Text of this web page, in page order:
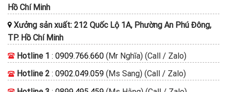
Hồ Chí Minh
Xưởng sản xuất: 212 Quốc Lộ 1A, Phường An Phú Đông,
TP. Hồ Chí Minh
Hotline 1 : 0909.766.660 (Mr Nghĩa) (Call / Zalo)
Hotline 2 : 0902.049.059 (Ms Sang) (Call / Zalo)